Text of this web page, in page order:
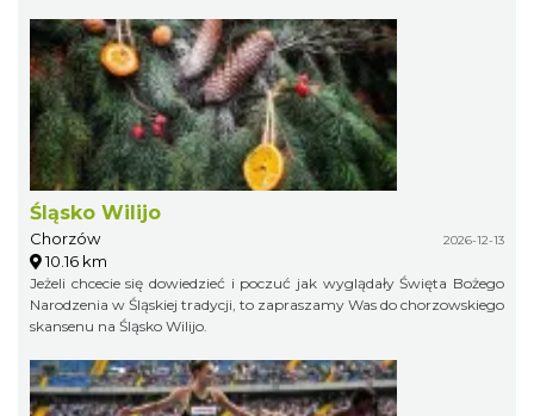
Śląsko Wilijo
Chorzów 2026-12-13
10.16 km
Jeżeli chcecie się dowiedzieć i poczuć jak wyglądały Święta Bożego
Narodzenia w Śląskiej tradycji, to zapraszamy Was do chorzowskiego
skansenu na Śląsko Wilijo.